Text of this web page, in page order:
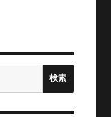
検索